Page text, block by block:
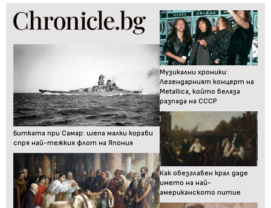
Битката при Самар: шепа малки кораби
спря най-тежкия флот на Япония
Музикални хроники:
Легендарният концерт на
Metallica, който беляза
разпада на СССР
Как обезглавен крал даде
името на най-
американското питие